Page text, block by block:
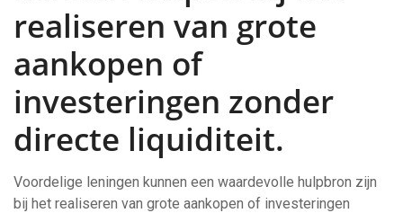
realiseren van grote
aankopen of
investeringen zonder
directe liquiditeit.
Voordelige leningen kunnen een waardevolle hulpbron zijn
bij het realiseren van grote aankopen of investeringen